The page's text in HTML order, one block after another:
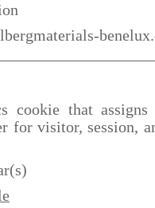
cookie that
for visitor, session,